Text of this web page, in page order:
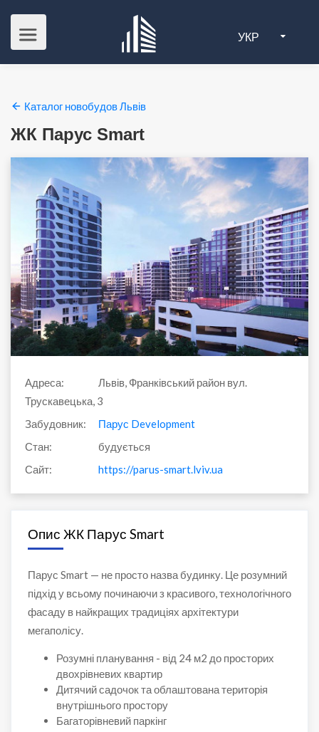
УКР
Каталог новобудов Львів
ЖК Парус Smart
Адреса:
Львів, Франківський район вул.
Трускавецька, 3
Забудовник:
Парус Development
Стан:
будується
Сайт:
https://parus-smart.lviv.ua
Опис ЖК Парус Smart
Парус Smart — не просто назва будинку. Це розумний
підхід у всьому починаючи з красивого, технологічного
фасаду в найкращих традиціях архітектури
мегаполісу.
Розумні планування - від 24 м2 до просторих
двохрівневих квартир
Дитячий садочок та облаштована територія
внутрішнього простору
Багаторівневий паркінг